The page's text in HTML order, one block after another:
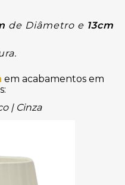
de Diâmetro e 13cm
.
em acabamentos em
| Cinza